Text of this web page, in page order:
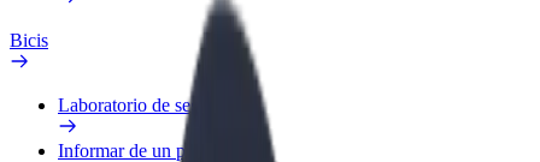
Bicis
Laboratorio de seguridad
Informar de un problema